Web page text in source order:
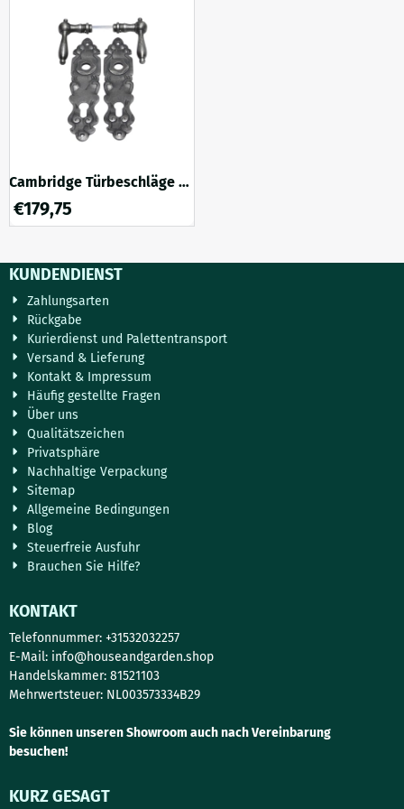
Türbeschlägen. Dieses Set
eignet sich besonders für die
Renovierung antiker oder
klassischer Türen. Die ...
Cambridge Türbeschläge –
Royale Türplatten PC92 –
Gusseisen
€179,75
KUNDENDIENST
Zahlungsarten
Rückgabe
Kurierdienst und Palettentransport
Versand & Lieferung
Kontakt & Impressum
Häufig gestellte Fragen
Über uns
Qualitätszeichen
Privatsphäre
Nachhaltige Verpackung
Sitemap
Allgemeine Bedingungen
Blog
Steuerfreie Ausfuhr
Brauchen Sie Hilfe?
KONTAKT
Telefonnummer: +31532032257
E-Mail: info@houseandgarden.shop
Handelskammer: 81521103
Mehrwertsteuer: NL003573334B29
Sie können unseren Showroom auch nach Vereinbarung
besuchen!
KURZ GESAGT